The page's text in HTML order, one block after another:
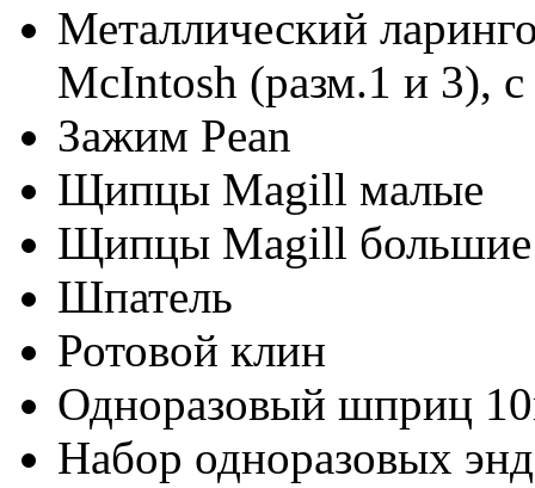
Металлический
McIntosh (разм.1 и 3), с
Зажим Pean
Щипцы Magill малые
Щипцы Magill большие
Шпатель
Ротовой клин
Одноразовый шприц
Набор одноразовых